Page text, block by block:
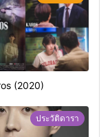
(2020)
ประวัติดารา